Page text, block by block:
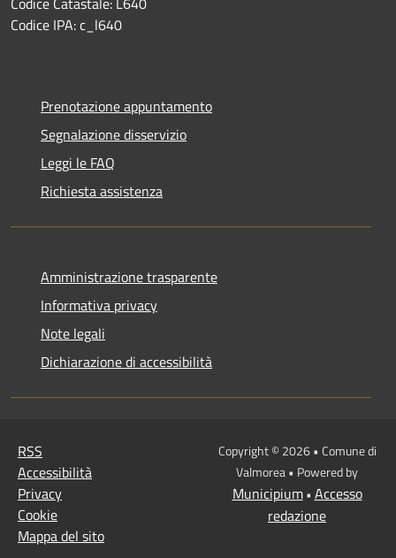
Codice IPA: c_l640
Prenotazione appuntamento
Segnalazione disservizio
Leggi le FAQ
Richiesta assistenza
Amministrazione trasparente
Informativa privacy
Note legali
Dichiarazione di accessibilità
RSS
Accessibilità
Privacy
Cookie
Mappa del sito
Copyright © 2026 • Comune di
Valmorea • Powered by
Municipium• Accesso
redazione